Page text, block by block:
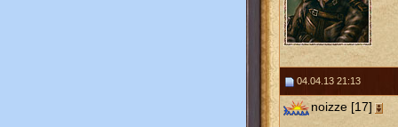
04.04.13 21:13
noizze [17]